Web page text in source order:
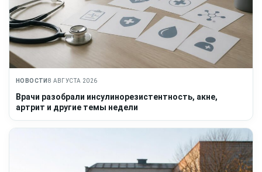
НОВОСТИ 8 АВГУСТА 2026
Врачи разобрали инсулинорезистентность, акне,
артрит и другие темы недели